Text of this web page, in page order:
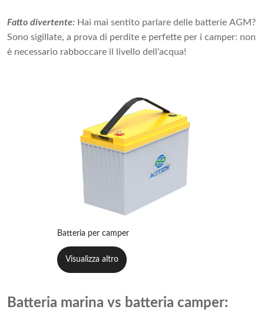
Fatto divertente: Hai mai sentito parlare delle batterie AGM?
Sono sigillate, a prova di perdite e perfette per i camper: non
è necessario rabboccare il livello dell'acqua!
Batteria per camper
Visualizza altro
Batteria marina vs batteria camper: